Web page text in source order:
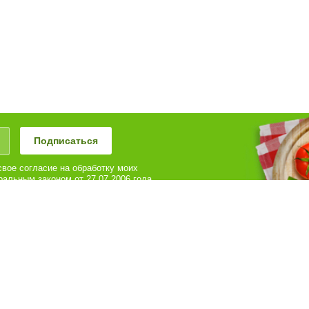
Подписаться
согласие на обработку моих
законом от 27.07.2006 года